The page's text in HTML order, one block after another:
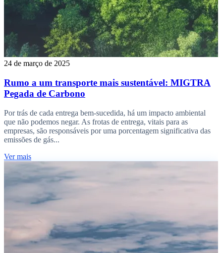
24 de março de 2025
Rumo a um transporte mais sustentável: MIGTRA
Pegada de Carbono
Por trás de cada entrega bem-sucedida, há um impacto ambiental
que não podemos negar. As frotas de entrega, vitais para as
empresas, são responsáveis por uma porcentagem significativa das
emissões de gás...
Ver mais